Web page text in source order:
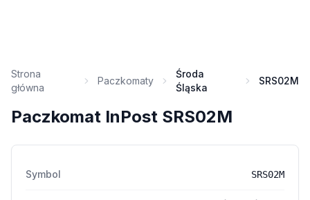
Strona
główna
Paczkomaty
Środa
Śląska
SRS02M
Paczkomat InPost SRS02M
Symbol SRS02M